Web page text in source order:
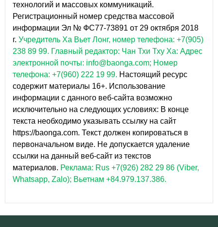
технологий и массовых коммуникаций.
Регистрационный номер средства массовой
информации Эл № ФС77-73891 от 29 октября 2018
г. Учредитель Ха Вьет Лонг, номер телефона: +7(905)
238 89 99. Главный редактор: Чан Тхи Тху Ха: Адрес
электронной почты: info@baonga.com; Номер
телефона: +7(960) 222 19 99. Настоящий ресурс
содержит материалы 16+. Использование
информации с данного веб-сайта возможно
исключительно на следующих условиях: В конце
текста необходимо указывать ссылку на сайт
https://baonga.com. Текст должен копироваться в
первоначальном виде. Не допускается удаление
ссылки на данный веб-сайт из текстов
материалов. Реклама: Rus +7(926) 282 29 86 (Viber,
Whatsapp, Zalo); Вьетнам +84.979.137.386.